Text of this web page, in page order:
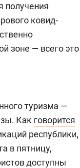
получения
ковид-
зоне — всего это
туризма —
Как говорится
республики,
в пятницу,
доступны